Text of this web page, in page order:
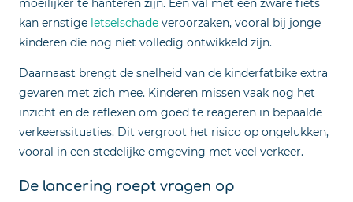
kan ernstige letselschade veroorzaken, vooral bij jonge
kinderen die nog niet volledig ontwikkeld zijn.
Daarnaast brengt de snelheid van de kinderfatbike extra
gevaren met zich mee. Kinderen missen vaak nog het
inzicht en de reflexen om goed te reageren in bepaalde
verkeerssituaties. Dit vergroot het risico op ongelukken,
vooral in een stedelijke omgeving met veel verkeer.
De lancering roept vragen op